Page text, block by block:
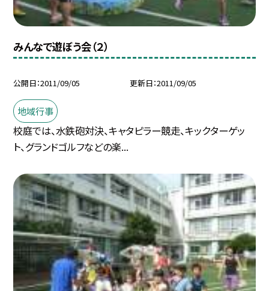
みんなで遊ぼう会（２）
公開日 2011/09/05 更新日 2011/09/05
地域行事
校庭では、水鉄砲対決、キャタピラー競走、キックターゲッ
ト、グランドゴルフなどの楽...